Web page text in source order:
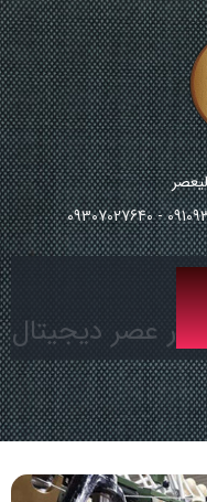
در عصر دیجیتال